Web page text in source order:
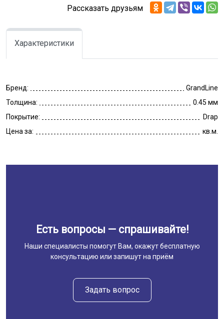
Рассказать друзьям
Характеристики
Бренд:
GrandLine
Толщина:
0.45 мм
Покрытие:
Drap
Цена за:
кв.м.
Есть вопросы — спрашивайте!
Наши специалисты помогут Вам, окажут бесплатную
консультацию или запишут на приём
Задать вопрос